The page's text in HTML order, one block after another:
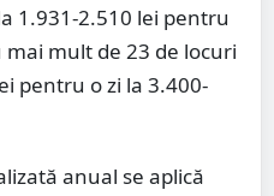
1.931-2.510 lei pentru
mult de 23 de locuri
pentru o zi la 3.400-
anual se aplică